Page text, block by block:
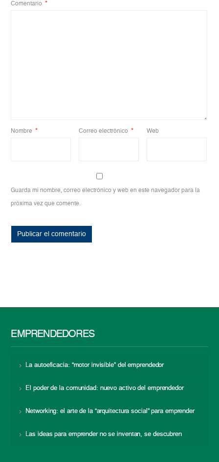
Comentario *
Nombre * Correo electrónico * Web
Guarda mi nombre, correo electrónico y web en este navegador para la
próxima vez que comente.
EMPRENDEDORES
La autoeficacia: “motor invisible” del emprendedor
El poder de la comunidad: nuevo activo del emprendedor
Networking: el arte de la “arquitectura social” para emprender
Las ideas para emprender no se inventan, se descubren